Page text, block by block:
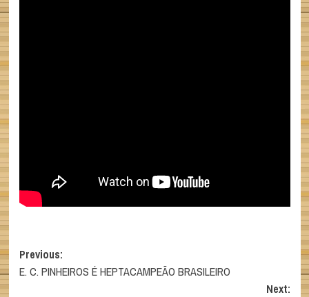
Post
navigation
Previous:
E. C. PINHEIROS É HEPTACAMPEÃO BRASILEIRO
Next: